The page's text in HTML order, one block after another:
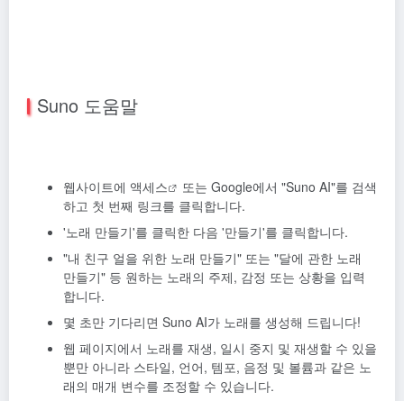
Suno 도움말
웹사이트에 액세스
또는 Google에서 "Suno AI"를 검색
하고 첫 번째 링크를 클릭합니다.
'노래 만들기'를 클릭한 다음 '만들기'를 클릭합니다.
"내 친구 얼을 위한 노래 만들기" 또는 "달에 관한 노래
만들기" 등 원하는 노래의 주제, 감정 또는 상황을 입력
합니다.
몇 초만 기다리면 Suno AI가 노래를 생성해 드립니다!
웹 페이지에서 노래를 재생, 일시 중지 및 재생할 수 있을
뿐만 아니라 스타일, 언어, 템포, 음정 및 볼륨과 같은 노
래의 매개 변수를 조정할 수 있습니다.